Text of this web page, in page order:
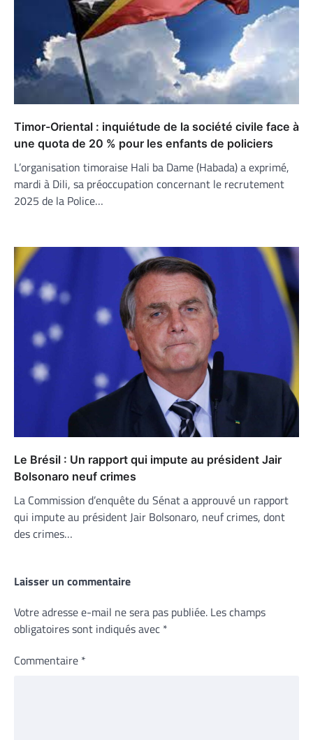
Timor-Oriental : inquiétude de la société civile face à
une quota de 20 % pour les enfants de policiers
L’organisation timoraise Hali ba Dame (Habada) a exprimé,
mardi à Dili, sa préoccupation concernant le recrutement
2025 de la Police…
Le Brésil : Un rapport qui impute au président Jair
Bolsonaro neuf crimes
La Commission d’enquête du Sénat a approuvé un rapport
qui impute au président Jair Bolsonaro, neuf crimes, dont
des crimes…
Laisser un commentaire
Votre adresse e-mail ne sera pas publiée. Les champs
obligatoires sont indiqués avec *
Commentaire *